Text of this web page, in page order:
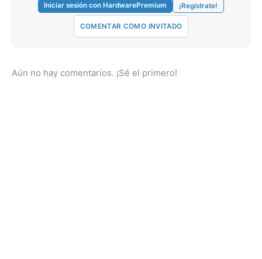
Iniciar sesión con HardwarePremium ¡Regístrate!
COMENTAR COMO INVITADO
Aún no hay comentarios. ¡Sé el primero!